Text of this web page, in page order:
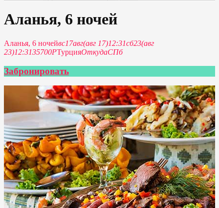
Аланья, 6 ночей
Аланья, 6 ночейвс17авг(авг 17)12:31сб23(авг
23)12:3135700PТурцияОткудаСПб
Забронировать